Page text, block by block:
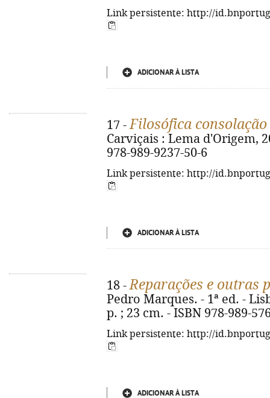
Link persistente: http://
ADICIONAR À LISTA
17 -Filosófica consolação
Carviçais : Lema d'Origem,
978-989-9237-50-6
Link persistente: http://
ADICIONAR À LISTA
18 -Reparações e outras
Pedro Marques. - 1ª ed. -
p. ; 23 cm. - ISBN 978-989-
Link persistente: http://
ADICIONAR À LISTA